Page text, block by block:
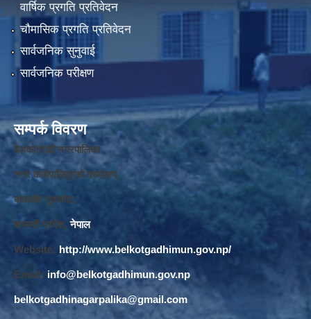
वार्षिक प्रगति प्रतिवेदन
चौमासिक प्रगति प्रतिवेदन
सार्वजनिक सुनुवाई
सार्वजनिक परीक्षण
सम्पर्क विवरण
बेलकोटगढी नगरपालिका ,
नगर कार्यपालिकाको कार्यालय,
बाघखोर नुवाकोट,
बागमती प्रदेश, नेपाल
Website: http://www.belkotgadhimun.gov.np/
Email: info@belkotgadhimun.gov.np
belkotgadhinagarpalika@gmail.com